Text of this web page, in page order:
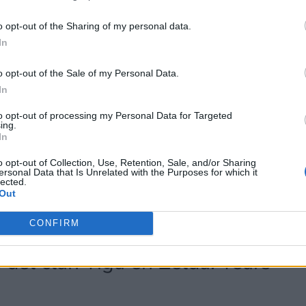
por no participar en la divulgación adicional de su información
en la Lista de participantes intermedios de la IAB.
opt-out of the Sharing of my personal data.
opt-out of the Sale of my Personal Data.
opt-out of processing my Personal Data for Targeted
opt-out of Collection, Use, Retention, Sale, and/or Sharing
Data that Is Unrelated with the Purposes for which it
CONFIRM
clan Yiga en Zelda: Tears